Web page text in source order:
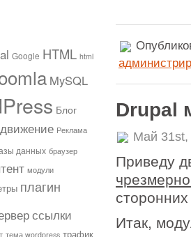
Google HTML html
MySQL
Блог
Реклама
данных браузер
модули
плагин
ссылки
тема wordpress трафик
Drupal
Май
Приведу
Итак,